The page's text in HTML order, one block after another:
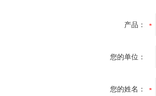
产品：
您的单位：
您的姓名：